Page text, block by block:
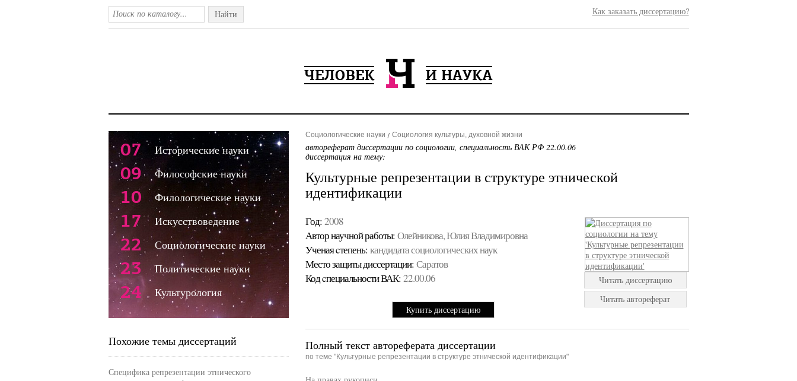
Найти Как заказать диссертацию?
Социологические науки Социология культуры, духовной жизни
автореферат диссертации по социологии, специальность ВАК РФ 22.00.06
диссертация на тему:
Культурные репрезентации в структуре этнической
идентификации
Год: 2008
Автор научной работы: Олейникова, Юлия Владимировна
Ученая cтепень: кандидата социологических наук
Место защиты диссертации: Саратов
Код cпециальности ВАК: 22.00.06
Купить диссертацию
Читать диссертацию
Читать автореферат
Полный текст автореферата диссертации
по теме "Культурные репрезентации в структуре этнической идентификации"
07 Исторические науки
09 Философские науки
10 Филологические науки
17 Искусствоведение
22 Социологические науки
23 Политические науки
24 Культурология
Похожие темы диссертаций
Специфика репрезентации этнического